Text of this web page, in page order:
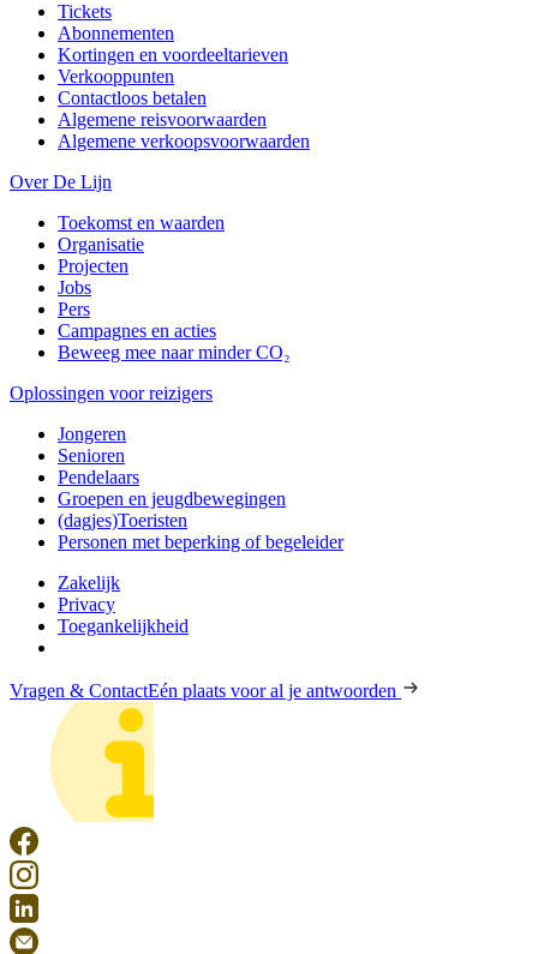
Tickets
Abonnementen
Kortingen en voordeeltarieven
Verkooppunten
Contactloos betalen
Algemene reisvoorwaarden
Algemene verkoopsvoorwaarden
Over De Lijn
Toekomst en waarden
Organisatie
Projecten
Jobs
Pers
Campagnes en acties
Beweeg mee naar minder CO₂
Oplossingen voor reizigers
Jongeren
Senioren
Pendelaars
Groepen en jeugdbewegingen
(dagjes)Toeristen
Personen met beperking of begeleider
Zakelijk
Privacy
Toegankelijkheid
Vragen & ContactEén plaats voor al je antwoorden